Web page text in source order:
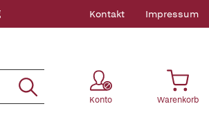
Kontakt Impressum
Konto Warenkorb